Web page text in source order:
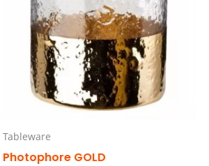
Tableware
Photophore GOLD